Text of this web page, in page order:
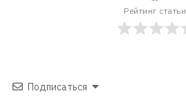
Рейтинг статьи
Подписаться